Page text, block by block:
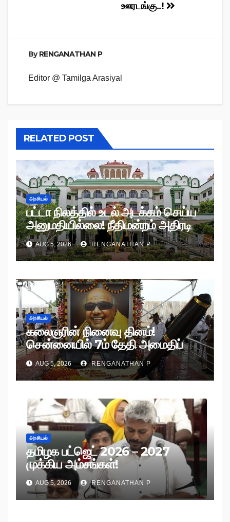
ஊரடங்கு..!
ByRENGANATHAN P
Editor @ Tamilga Arasiyal
RELATED POST
அரசியல்
பட்டா நிலத்தில் உடல் அடக்கம் செய்ய
அனுமதியில்லை! நீதிமன்றம் அதிரடி
உத்தரவு!
AUG 5, 2026 RENGANATHAN P
அரசியல்
கலைஞரின் நினைவு தினம்!
சென்னையில் 7ம் தேதி அமைதிப்
பேரணி!
AUG 5, 2026 RENGANATHAN P
அரசியல்
தமிழக பட்ஜெட் 2026 – 2027
முக்கிய அம்சங்கள்!
AUG 5, 2026 RENGANATHAN P